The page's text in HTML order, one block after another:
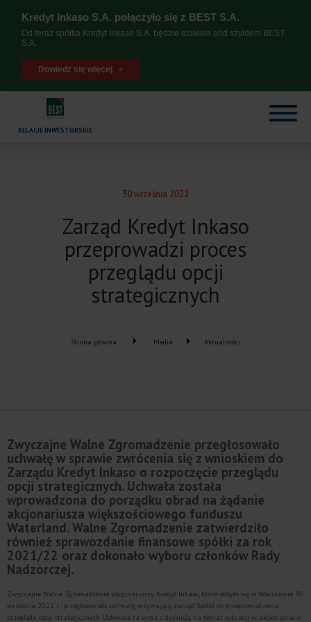
Kredyt Inkaso S.A. połączyło się z BEST S.A.
Od teraz spółka Kredyt Inkaso S.A. będzie działała pod szyldem BEST
S.A.
Dowiedz się więcej
RELACJE INWESTORSKIE
30 września 2022
Zarząd Kredyt Inkaso
przeprowadzi proces
przeglądu opcji
strategicznych
Strona główna Media Aktualności
Zwyczajne Walne Zgromadzenie przegłosowało
uchwałę w sprawie zwrócenia się z wnioskiem do
Zarządu Kredyt Inkaso o rozpoczęcie przeglądu
opcji strategicznych. Uchwała została
wprowadzona do porządku obrad na żądanie
akcjonariusza większościowego funduszu
Waterland. Walne Zgromadzenie zatwierdziło
również sprawozdanie finansowe spółki za rok
2021/22 oraz dokonało wyboru członków Rady
Nadzorczej.
Zwyczajne Walne Zgromadzenie akcjonariuszy Kredyt Inkaso, które odbyło się w Warszawie 30
września 2022 r., przegłosowało uchwałę wzywającą zarząd Spółki do przeprowadzenia
przeglądu opcji strategicznych. Uchwała ta wraz z dyskusją na temat sytuacji w akcjonariacie